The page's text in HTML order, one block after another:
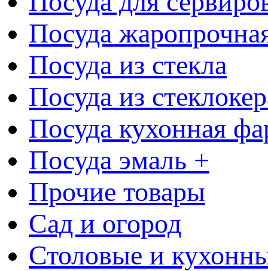
Посуда
Посуда из стекла
Посуда из
Посуда кухонная
Посуда эмаль +
Прочие товары
Сад и огород
Столовые и